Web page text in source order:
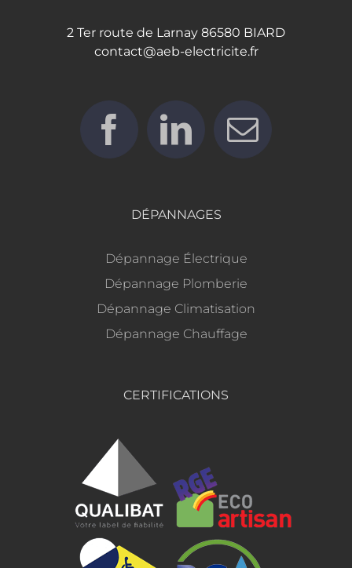
2 Ter route de Larnay 86580 BIARD
contact@aeb-electricite.fr
DÉPANNAGES
Dépannage Électrique
Dépannage Plomberie
Dépannage Climatisation
Dépannage Chauffage
CERTIFICATIONS